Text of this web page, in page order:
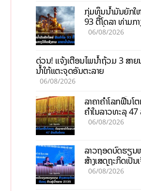
ກຸ່ມທຶນນ້ຳມັນຍັກໃ
93 ຕື້ໂດລາ ທ່າມກ
ລາຄານໍ້າມັນແພງ
06/08/2026
ດ່ວນ! ແຈ້ງເຕືອນໄພນໍ້າຖ້ວມ 3 ສາ
ນໍ້າໃກ້ແຕະຈຸດອັນຕະລາຍ
06/08/2026
ລາຄາຄຳໂລກຟື້ນໂ
ຄຳໃນລາວທະລຸ
06/08/2026
ລາວຖອດບົດຮຽນ
ສ້າງເສດຖະກິດເປັນ
ກ້າວສູ່ເປົ້າໝາຍ
06/08/2026